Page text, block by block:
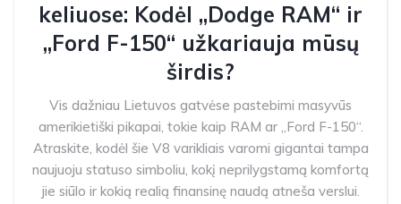
keliuose: Kodėl „Dodge RAM“ ir
„Ford F-150“ užkariauja mūsų
širdis?
Vis dažniau Lietuvos gatvėse pastebimi masyvūs
amerikietiški pikapai, tokie kaip RAM ar „Ford F-150“.
Atraskite, kodėl šie V8 varikliais varomi gigantai tampa
naujuoju statuso simboliu, kokį neprilygstamą komfortą
jie siūlo ir kokią realią finansinę naudą atneša verslui.